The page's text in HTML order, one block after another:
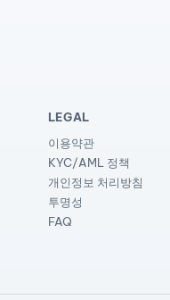
LEGAL
이용약관
KYC/AML 정책
개인정보 처리방침
투명성
FAQ